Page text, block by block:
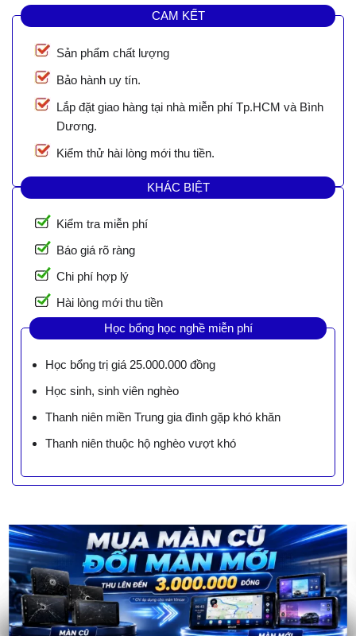
CAM KẾT
Sản phẩm chất lượng
Bảo hành uy tín.
Lắp đặt giao hàng tại nhà miễn phí Tp.HCM và Bình
Dương.
Kiểm thử hài lòng mới thu tiền.
KHÁC BIỆT
Kiểm tra miễn phí
Báo giá rõ ràng
Chi phí hợp lý
Hài lòng mới thu tiền
Học bổng học nghề miễn phí
Học bổng trị giá 25.000.000 đồng
Học sinh, sinh viên nghèo
Thanh niên miền Trung gia đình gặp khó khăn
Thanh niên thuộc hộ nghèo vượt khó